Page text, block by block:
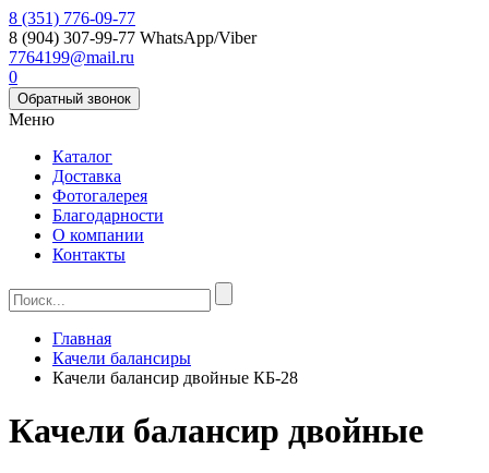
8 (351) 776-09-77
8 (904) 307-99-77 WhatsApp/Viber
7764199@mail.ru
0
Обратный звонок
Меню
Каталог
Доставка
Фотогалерея
Благодарности
О компании
Контакты
Главная
Качели балансиры
Качели балансир двойные КБ-28
Качели балансир двойные